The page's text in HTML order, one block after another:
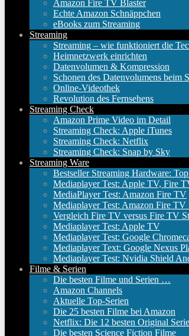
Amazon Fire TV Blaster
Echte Amazon Schnäppchen
eBooks zum Streaming
Streaming
Streaming – wie funktioniert die
Heimnetzwerk einrichten
Datenvolumen & Kompression
Schonen des Datenvolumens beim
Online-Videothek
Revolution des Fernsehens
Streaming Check
Amazon Prime Video im Detail
Streaming Check: Apple iTunes
Streaming Check: Netflix
Streaming Check: Snap by Sky
Streaming Ware
Bestseller Streaming Hardware:
Mediaplayer Test: Apple TV, Fire
MediaPlayer Test: Amazon Fire TV
Mediaplayer Test: Amazon Fire TV
Vergleich Fire TV versus Fire TV
Mediaplayer Test: Apple TV
Mediaplayer Test: Google
Mediaplayer Text: Google Nexus
Mediaplayer Test: Nvidia Shield
Filme & Serien
Die besten Filme und Serien …
Amazon Channels
Aktuelle Top-Serien
Die 25 besten Filme bei Amazon
Netflix: Die 12 besten Original
Die besten Science Fiction Filme